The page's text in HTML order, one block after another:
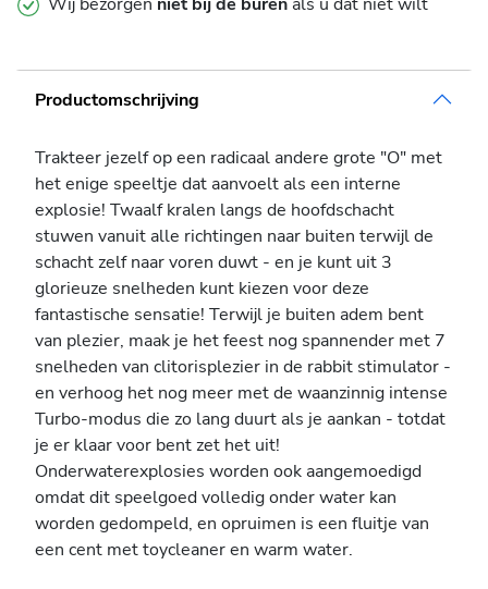
Productomschrijving
Trakteer jezelf op een radicaal andere grote "O" met
het enige speeltje dat aanvoelt als een interne
explosie! Twaalf kralen langs de hoofdschacht
stuwen vanuit alle richtingen naar buiten terwijl de
schacht zelf naar voren duwt - en je kunt uit 3
glorieuze snelheden kunt kiezen voor deze
fantastische sensatie! Terwijl je buiten adem bent
van plezier, maak je het feest nog spannender met 7
snelheden van clitorisplezier in de rabbit stimulator -
en verhoog het nog meer met de waanzinnig intense
Turbo-modus die zo lang duurt als je aankan - totdat
je er klaar voor bent zet het uit!
Onderwaterexplosies worden ook aangemoedigd
omdat dit speelgoed volledig onder water kan
worden gedompeld, en opruimen is een fluitje van
een cent met toycleaner en warm water.